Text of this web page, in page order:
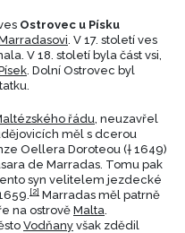
Ostrovec u Písku
. V 17. století ves
V 18. století byla část vsi,
. Dolní Ostrovec byl
řádu, neuzavřel
měl s dcerou
Oellera Doroteou († 1649)
de Marradas. Tomu pak
syn velitelem jezdecké
[2] Marradas měl patrně
na ostrově Malta.
Vodňany však zdědil